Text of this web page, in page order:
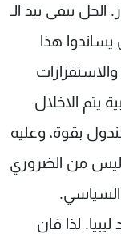
الحل يبقى بيد الـ
يساندوا هذا
يتم الاخلال
بقوة، وعليه
ليس من الضروري
لذا فان